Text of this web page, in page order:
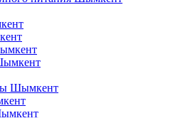
Шымкент